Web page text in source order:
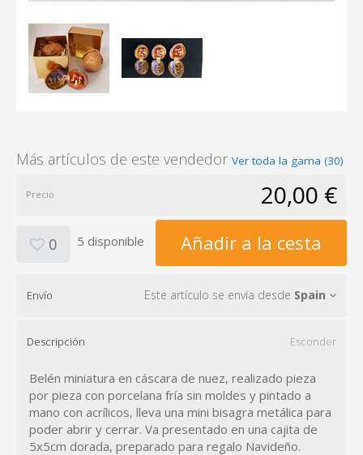
Más artículos de este vendedor Ver toda la gama (30)
Precio 20,00 €
0 5 disponible Añadir a la cesta
Envío Este artículo se envía desde Spain
Descripción Esconder
Belén miniatura en cáscara de nuez, realizado pieza
por pieza con porcelana fría sin moldes y pintado a
mano con acrílicos, lleva una mini bisagra metálica para
poder abrir y cerrar. Va presentado en una cajita de
5x5cm dorada, preparado para regalo Navideño.